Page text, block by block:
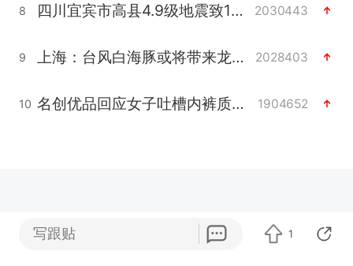
8 四川宜宾市高县4.9级地震致1人死亡 2030443
9 上海：台风白海豚或将带来龙卷风 2028403
10 名创优品回应女子吐槽内裤质量差 1904652
写跟贴 1